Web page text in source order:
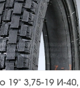
3,75-19 И-40,